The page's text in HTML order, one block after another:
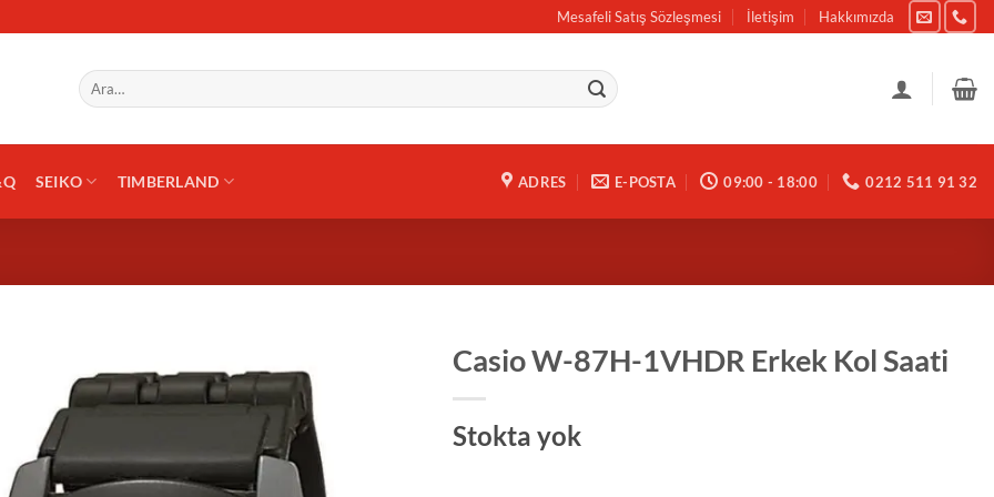
Mesafeli Satış Sözleşmesi İletişim Hakkımızda
Ara:
SEIKO TIMBERLAND ADRES E-POSTA 09:00 - 18:00 0212 511 91 32
Casio W-87H-1VHDR Erkek Kol Saati
Stokta yok